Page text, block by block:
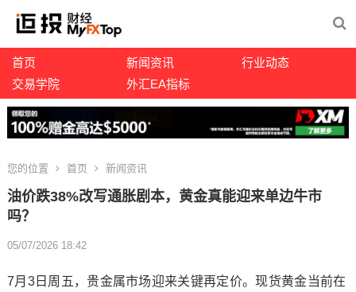
首页 新闻资讯
行业动态
交易学院
外汇EA指标
您的位置 首页 新闻资讯
油价跌38%改写通胀剧本，黄金真能迎来单边牛市
吗？
05/07/2026 18:42
7月3日周五，贵金属市场迎来关键再定价。现货黄金当前在